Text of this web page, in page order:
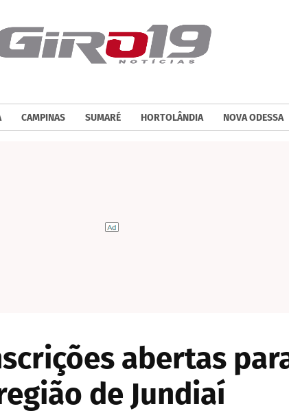
CAMPINAS SUMARÉ HORTOLÂNDIA NOVA ODESSA
abertas
de Jundiaí